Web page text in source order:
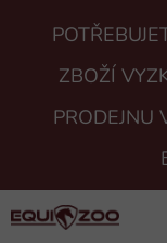
ZBOŽÍ
PRODEJNU